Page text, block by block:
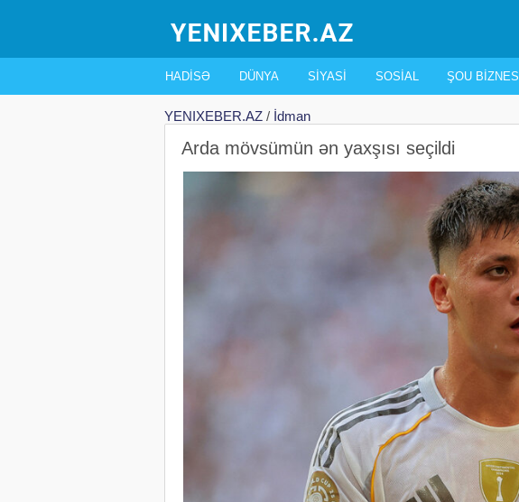
HADISƏ DÜNYA SIYASI SOSIAL ŞOU BIZNES
YENIXEBER.AZ / İdman
Arda mövsümün ən yaxşısı seçildi